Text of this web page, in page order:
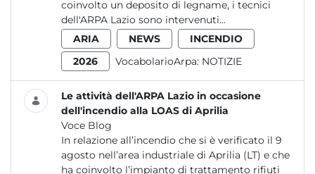
coinvolto un deposito di legname, i tecnici
dell'ARPA Lazio sono intervenuti...
ARIA
NEWS
INCENDIO
2026
VocabolarioArpa: NOTIZIE
Le attività dell'ARPA Lazio in occasione
dell'incendio alla LOAS di Aprilia
Voce Blog
In relazione all’incendio che si è verificato il 9
agosto nell’area industriale di Aprilia (LT) e che
ha coinvolto l’impianto di trattamento rifiuti